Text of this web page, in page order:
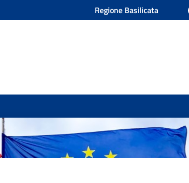
Regione Basilicata